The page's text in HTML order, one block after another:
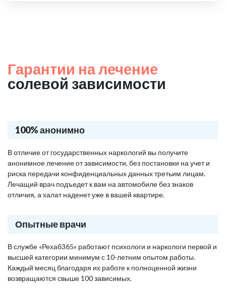
Гарантии на лечение
солевой зависимости
100% анонимно
В отличие от государственных наркологий вы получите
анонимное лечение от зависимости, без постановки на учет и
риска передачи конфиденциальных данных третьим лицам.
Лечащий врач подъедет к вам на автомобиле без знаков
отличия, а халат наденет уже в вашей квартире.
Опытные врачи
В службе «Рехаб365» работают психологи и наркологи первой и
высшей категории минимум с 10-летним опытом работы.
Каждый месяц благодаря их работе к полноценной жизни
возвращаются свыше 100 зависимых.